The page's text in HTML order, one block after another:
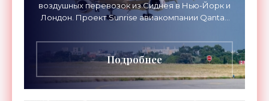
воздушных перевозок из Сиднея в Нью-Йорк и
Лондон. Проект Sunrise авиакомпании Qantas
длительностью до 24
Подробнее